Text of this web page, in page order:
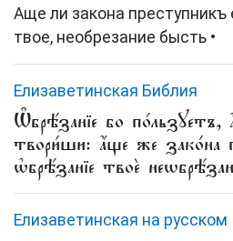
Аще ли закона преступникъ
твое, необрезание бысть •
Елизаветинская Библия
Ѡ҆брѣ́занїе бо по́льзꙋетъ,
твори́ши: а҆́ще же зако́на
ѡ҆брѣ́занїе твоѐ
Елизаветинская на русском